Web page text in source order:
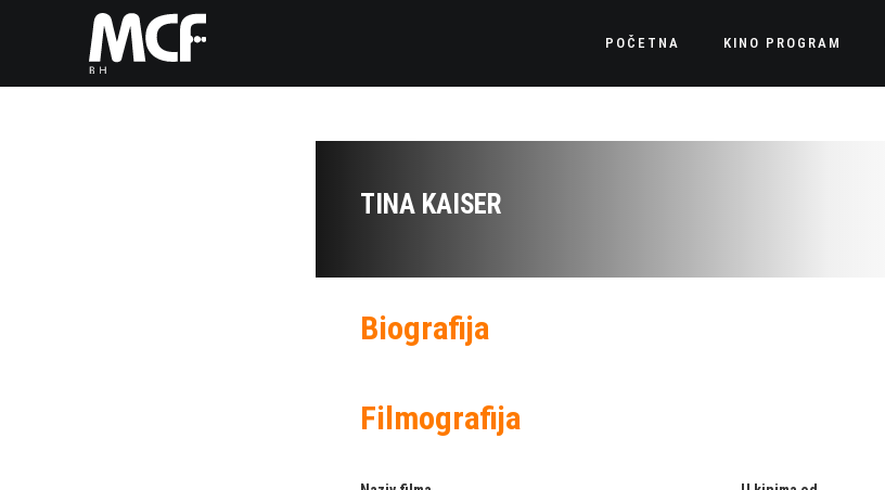
POČETNA KINO PROGRAM
TINA KAISER
Biografija
Filmografija